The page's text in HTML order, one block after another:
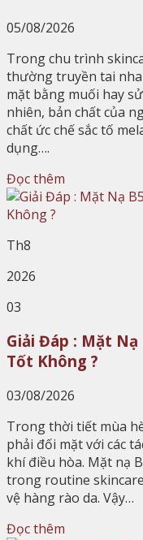
05/08/2026
Trong chu trình
thường truyền tai
mặt bằng muối hay
nhiên, bản chất của
chất ức chế sắc tố
dụng….
Đọc thêm
Th8
2026
03
Giải Đáp : Mặt Nạ
Tốt Không ?
03/08/2026
Trong thời tiết mùa
phải đối mặt với các
khí điều hòa. Mặt nạ
trong routine
vệ hàng rào da. Vậy…
Đọc thêm